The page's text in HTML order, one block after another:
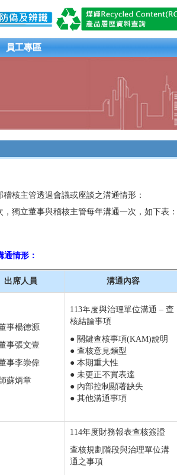
員工專區
核主管透過會議或座談之溝通情形：
獨立董事與稽核主管每年溝通一次，如下表：
通情形：
出席人員 溝通內容
事楊德源
事張文壹
事李崇偉
蘇炳章
113年度與治理單位溝通 – 查
核結論事項
● 關鍵查核事項(KAM)說明
● 查核意見類型
● 本期重大性
● 未更正不實表達
● 內部控制顯著缺失
● 其他溝通事項
114年度財務報表查核簽證
查核規劃階段與治理單位溝
通之事項